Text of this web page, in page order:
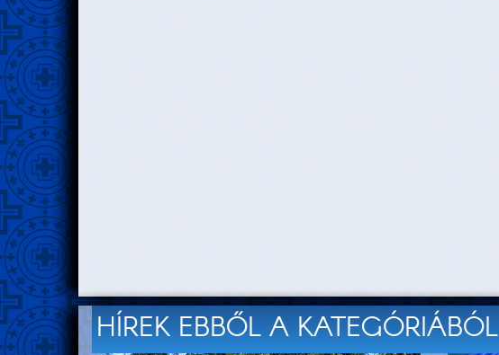
HÍREK EBBŐL A KATEGÓRIÁBÓL